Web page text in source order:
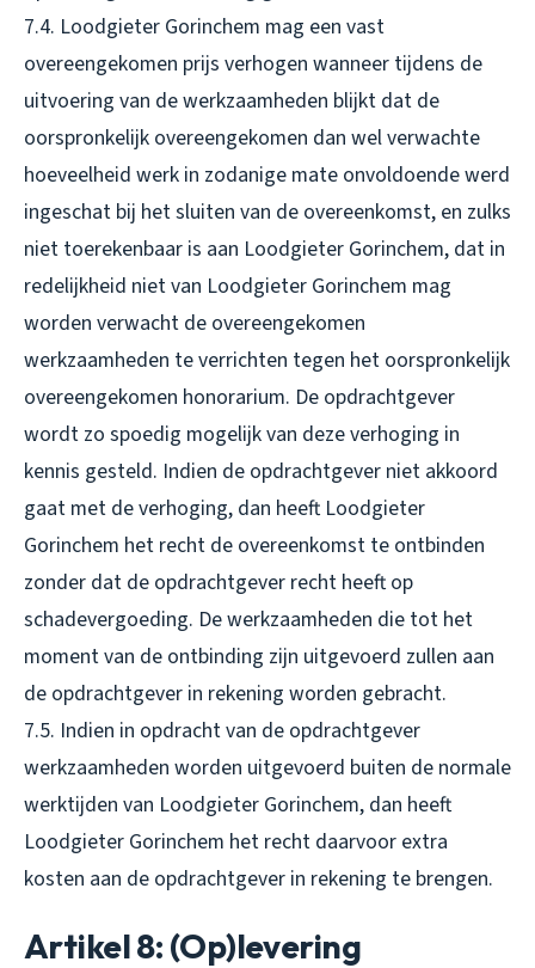
7.4. Loodgieter Gorinchem mag een vast
overeengekomen prijs verhogen wanneer tijdens de
uitvoering van de werkzaamheden blijkt dat de
oorspronkelijk overeengekomen dan wel verwachte
hoeveelheid werk in zodanige mate onvoldoende werd
ingeschat bij het sluiten van de overeenkomst, en zulks
niet toerekenbaar is aan Loodgieter Gorinchem, dat in
redelijkheid niet van Loodgieter Gorinchem mag
worden verwacht de overeengekomen
werkzaamheden te verrichten tegen het oorspronkelijk
overeengekomen honorarium. De opdrachtgever
wordt zo spoedig mogelijk van deze verhoging in
kennis gesteld. Indien de opdrachtgever niet akkoord
gaat met de verhoging, dan heeft Loodgieter
Gorinchem het recht de overeenkomst te ontbinden
zonder dat de opdrachtgever recht heeft op
schadevergoeding. De werkzaamheden die tot het
moment van de ontbinding zijn uitgevoerd zullen aan
de opdrachtgever in rekening worden gebracht.
7.5. Indien in opdracht van de opdrachtgever
werkzaamheden worden uitgevoerd buiten de normale
werktijden van Loodgieter Gorinchem, dan heeft
Loodgieter Gorinchem het recht daarvoor extra
kosten aan de opdrachtgever in rekening te brengen.
Artikel 8: (Op)levering